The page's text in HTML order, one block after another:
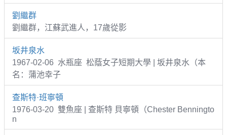
劉繼群
劉繼群，江蘇武進人，17歲從影
坂井泉水
1967-02-06 水瓶座 松蔭女子短期大學 | 坂井泉水（本
名：蒲池幸子
查斯特·班寧頓
1976-03-20 雙魚座 | 查斯特 貝寧頓（Chester Benningto
n